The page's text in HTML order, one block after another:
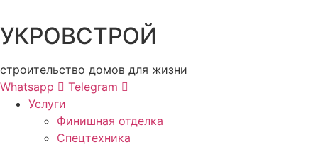
УКРОВСТРОЙ
строительство домов для жизни
Whatsapp
Telegram
Услуги
Финишная отделка
Спецтехника